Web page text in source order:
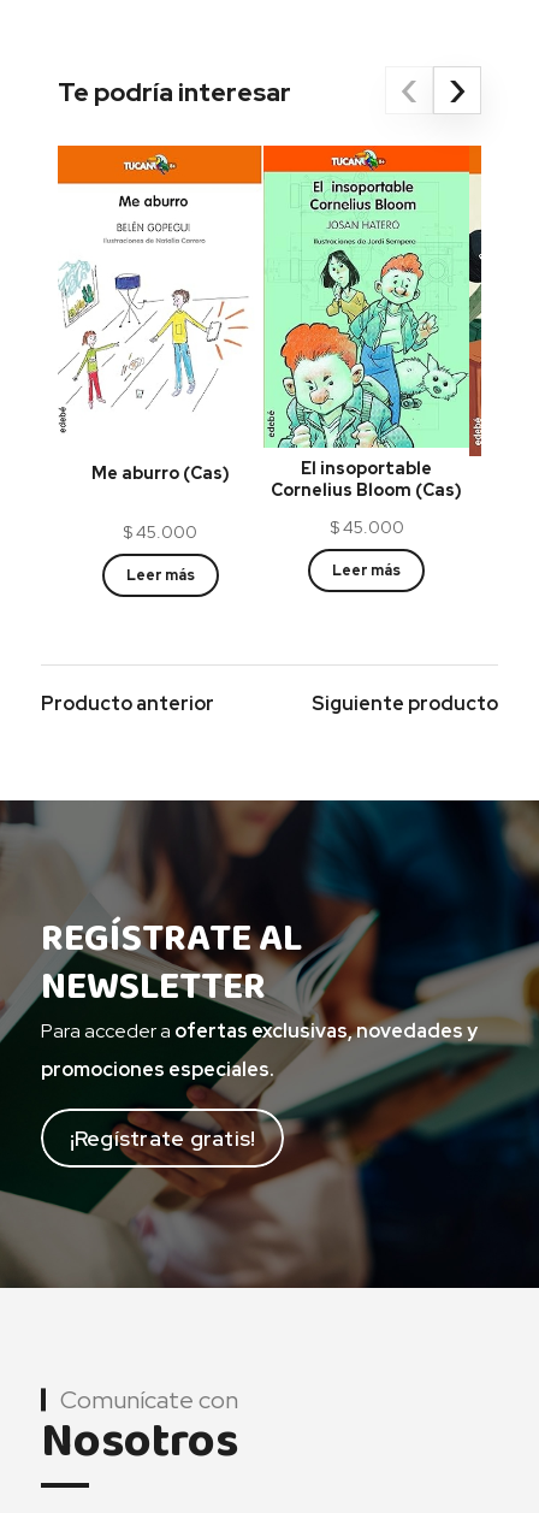
Te podría interesar ‹ ›
Me aburro (Cas)
$45.000
Leer más
El insoportable
Cornelius Bloom (Cas)
$45.000
Leer más
Producto anterior Siguiente producto
REGÍSTRATE AL
NEWSLETTER
Para acceder a ofertas exclusivas, novedades y
promociones especiales.
¡Regístrate gratis!
Comunícate con
Nosotros